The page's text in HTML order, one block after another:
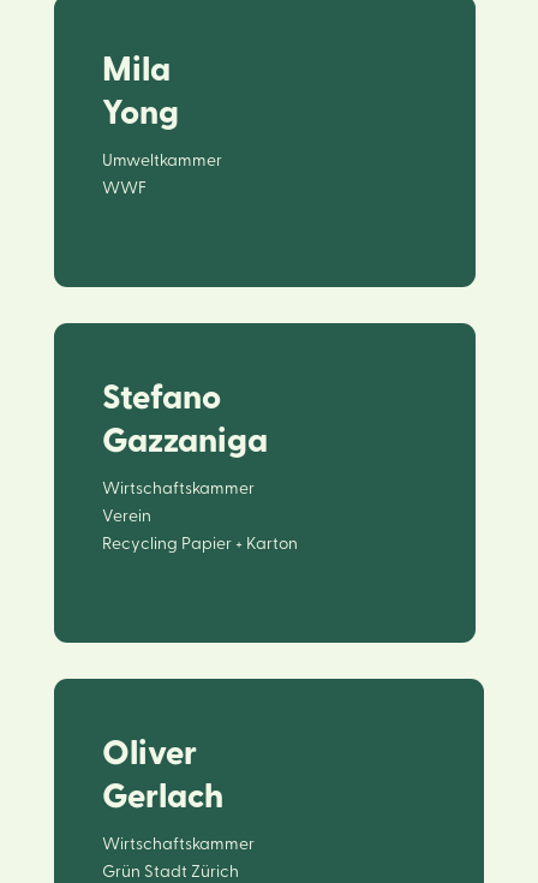
Mila
Yong
Umweltkammer
WWF
Stefano
Gazzaniga
Wirtschaftskammer
Verein
Recycling Papier + Karton
Oliver
Gerlach
Wirtschaftskammer
Grün Stadt Zürich